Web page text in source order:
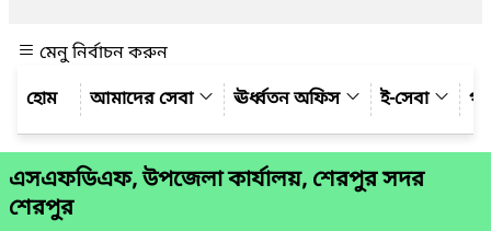
মেনু নির্বাচন করুন
আমাদের সেবা
ঊর্ধ্বতন অফিস ই-সেবা
এসএফডিএফ, উপজেলা কার্যালয়, শেরপুর সদর
শেরপুর